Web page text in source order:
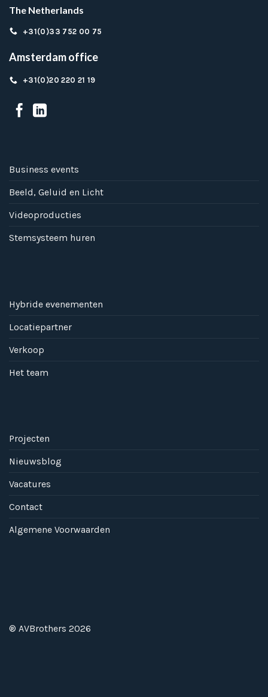
The Netherlands
+31(0)33 752 00 75
Amsterdam office
+31(0)20 220 21 19
Business events
Beeld, Geluid en Licht
Videoproducties
Stemsysteem huren
Hybride evenementen
Locatiepartner
Verkoop
Het team
Projecten
Nieuwsblog
Vacatures
Contact
Algemene Voorwaarden
® AVBrothers 2026